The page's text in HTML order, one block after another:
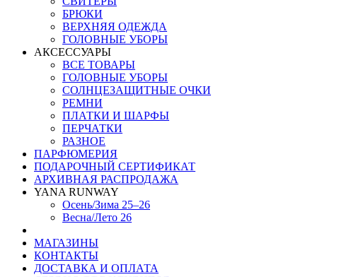
БРЮКИ
ВЕРХНЯЯ ОДЕЖДА
ГОЛОВНЫЕ УБОРЫ
АКСЕССУАРЫ
ВСЕ ТОВАРЫ
ГОЛОВНЫЕ УБОРЫ
СОЛНЦЕЗАЩИТНЫЕ ОЧКИ
РЕМНИ
ПЛАТКИ И ШАРФЫ
ПЕРЧАТКИ
РАЗНОЕ
ПАРФЮМЕРИЯ
ПОДАРОЧНЫЙ СЕРТИФИКАТ
АРХИВНАЯ РАСПРОДАЖА
YANA RUNWAY
Осень/Зима 25–26
Весна/Лето 26
МАГАЗИНЫ
КОНТАКТЫ
ДОСТАВКА И ОПЛАТА